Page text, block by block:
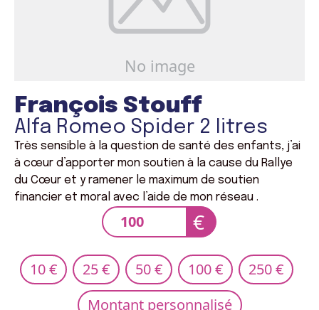
François Stouff
Alfa Romeo Spider 2 litres
Très sensible à la question de santé des enfants, j’ai
à cœur d’apporter mon soutien à la cause du Rallye
du Cœur et y ramener le maximum de soutien
financier et moral avec l’aide de mon réseau .